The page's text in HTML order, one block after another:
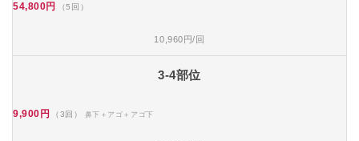
54,800円 （5回）
10,960円/回
3-4部位
9,900円 （3回） 鼻下＋アゴ＋アゴ下